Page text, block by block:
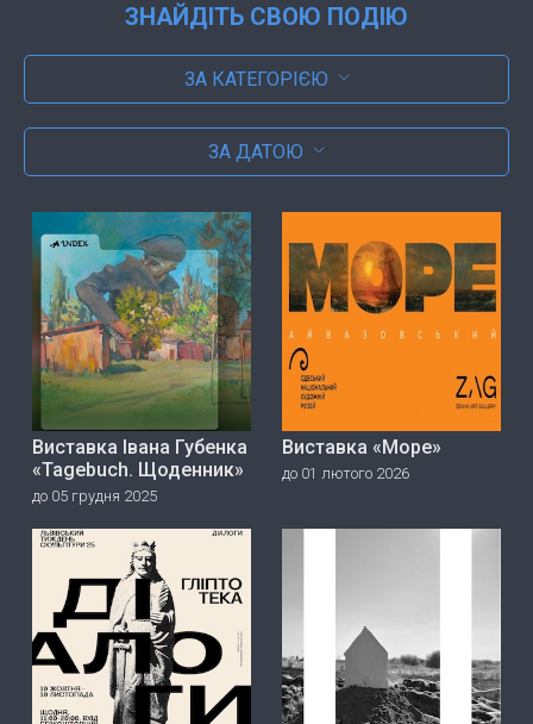
ЗНАЙДІТЬ СВОЮ ПОДІЮ
ЗА КАТЕГОРІЄЮ
ЗА ДАТОЮ
Виставка Івана Губенка
«Tagebuch. Щоденник»
до 05 грудня 2025
Виставка «Море»
до 01 лютого 2026